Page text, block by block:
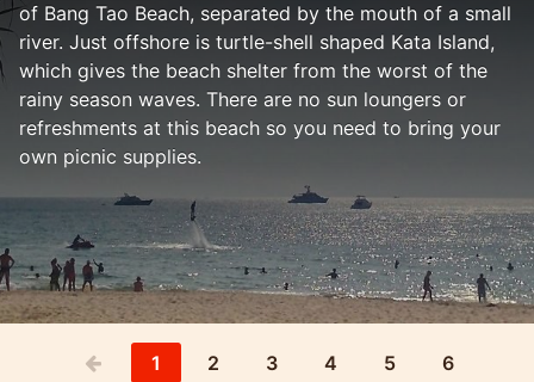
of Bang Tao Beach, separated by the mouth of a small
river. Just offshore is turtle-shell shaped Kata Island,
which gives the beach shelter from the worst of the
rainy season waves. There are no sun loungers or
refreshments at this beach so you need to bring your
own picnic supplies.
1 2 3 4 5 6